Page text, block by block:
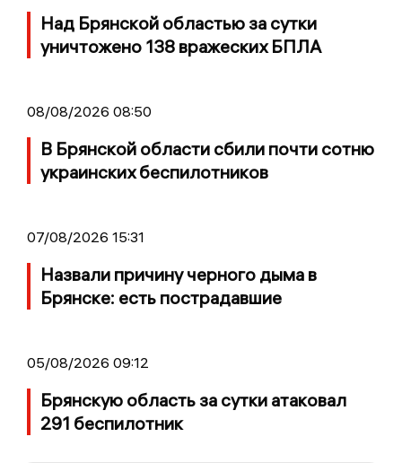
Над Брянской областью за сутки
уничтожено 138 вражеских БПЛА
08/08/2026 08:50
В Брянской области сбили почти сотню
украинских беспилотников
07/08/2026 15:31
Назвали причину черного дыма в
Брянске: есть пострадавшие
05/08/2026 09:12
Брянскую область за сутки атаковал
291 беспилотник